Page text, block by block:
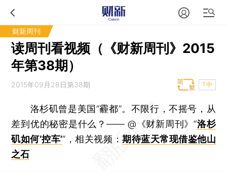
财新周刊
读周刊看视频（《财新周刊》2015
年第38期）
2015年09月28日第38期 T中
洛杉矶曾是美国“霾都”。不限行，不摇号，从
差到优的秘密是什么？—— @《财新周刊》“洛杉
矶如何‘控车’”，相关视频：期待蓝天常现借鉴他山
之石